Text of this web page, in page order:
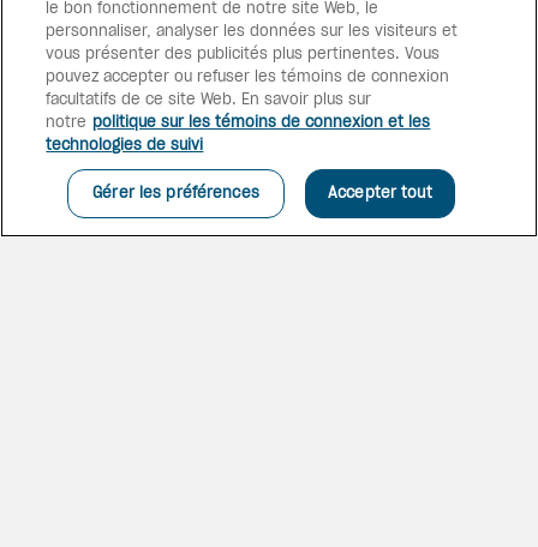
VIVEZ LA MAGIE
Profitez d’un thème musical et
de piscines fantaisistes dans
cet hôtel Disney Value Resort
idéalement situé à proximité du
parc thématique Disney’s
Animal Kingdom.
le bon fonctionnement de notre site Web, le
personnaliser, analyser les données sur les visiteurs et
vous présenter des publicités plus pertinentes. Vous
pouvez accepter ou refuser les témoins de connexion
facultatifs de ce site Web. En savoir plus sur
notre politique sur les témoins de connexion et les
technologies de suivi
Gérer les préférences Accepter tout